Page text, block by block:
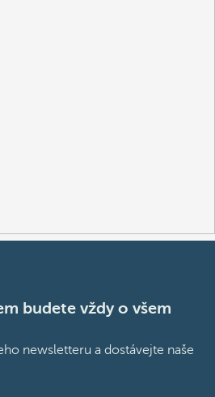
budete vždy o všem
newsletteru a dostávejte naše